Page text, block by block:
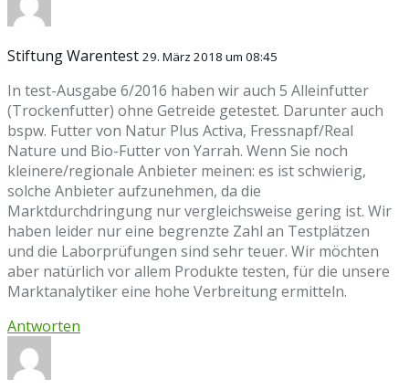
Stiftung Warentest 29. März 2018 um 08:45
In test-Ausgabe 6/2016 haben wir auch 5 Alleinfutter
(Trockenfutter) ohne Getreide getestet. Darunter auch
bspw. Futter von Natur Plus Activa, Fressnapf/Real
Nature und Bio-Futter von Yarrah. Wenn Sie noch
kleinere/regionale Anbieter meinen: es ist schwierig,
solche Anbieter aufzunehmen, da die
Marktdurchdringung nur vergleichsweise gering ist. Wir
haben leider nur eine begrenzte Zahl an Testplätzen
und die Laborprüfungen sind sehr teuer. Wir möchten
aber natürlich vor allem Produkte testen, für die unsere
Marktanalytiker eine hohe Verbreitung ermitteln.
Antworten